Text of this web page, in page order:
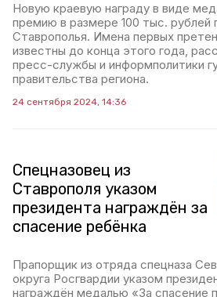
Новую краевую награду в виде
премию в размере 100 тыс. рублей
Ставрополья. Имена первых
известны до конца этого года,
пресс-службы и информполитики
правительства региона.
24 сентября 2024, 14:36
Спецназовец из
Ставрополя указом
президента награждён за
спасение ребёнка
Прапорщик из отряда спецназа
округа Росгвардии указом
награждён медалью «За спасение